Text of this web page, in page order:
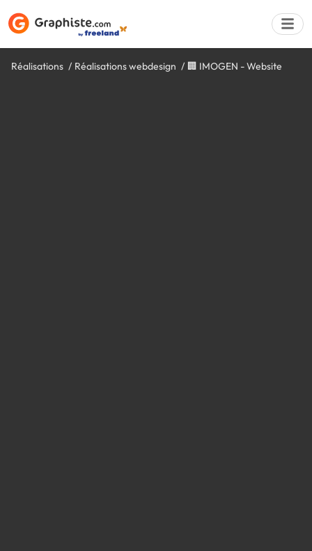
Réalisations Réalisations webdesign 🏢 IMOGEN - Website